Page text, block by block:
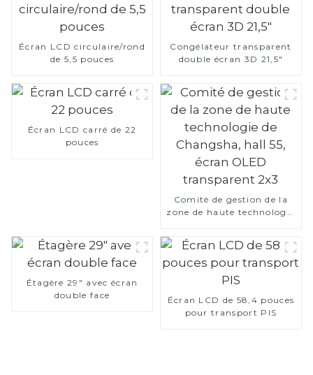
Écran LCD circulaire/rond
de 5,5 pouces
Congélateur transparent
double écran 3D 21,5"
Écran LCD carré de 22
pouces
Comité de gestion de la
zone de haute technologie
écran OLED transparent
2x3
Étagère 29" avec écran
double face
Écran LCD de 58,4 pouces
pour transport PIS